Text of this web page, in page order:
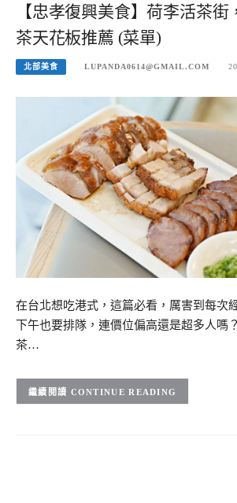
【忠孝復興美食】荷李活茶街
茶天花板推薦 (菜單)
北部美食 LUPANDA0614@GMAIL.COM
在台北想吃港式，這篇必看，厲害到每次
下午也要排隊，連價位偏高還是超多人嗎
茶…
CONTINUE READING